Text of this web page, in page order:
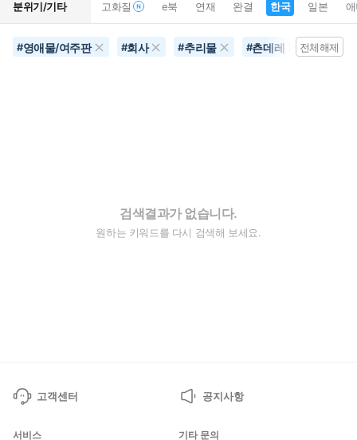
분위기/기타 고화질 e북 연재 완결 한국 일본
#영애물/여주판 #회사 #추리물 #츤데레 #연하남
전체해제
검색결과가 없습니다.
원하는 키워드를 다시 검색해 보세요.
고객센터 공지사항
서비스 기타 문의